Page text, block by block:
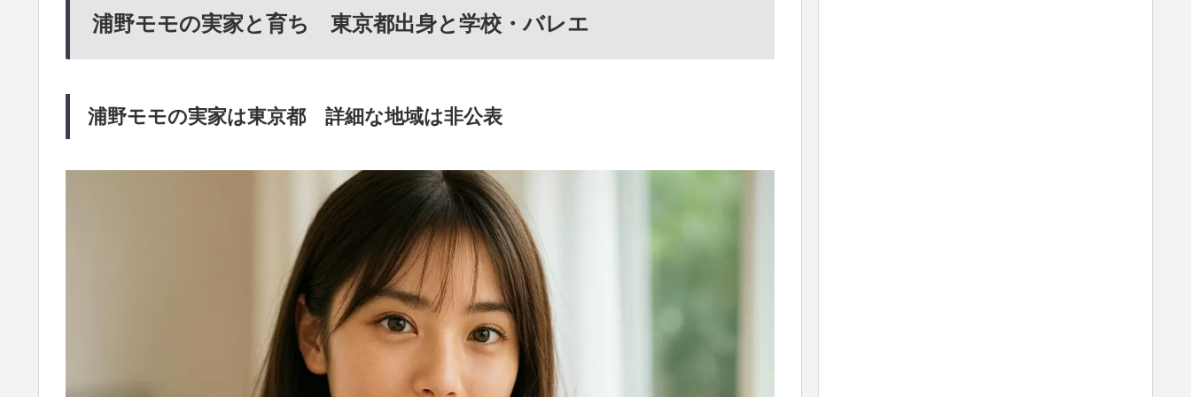
浦野モモの実家と育ち 東京都出身と学校・バレエ
浦野モモの実家は東京都 詳細な地域は非公表